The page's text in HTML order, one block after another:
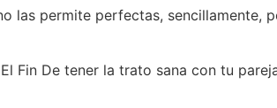
las permite perfectas, sencillamente,
Fin De tener la trato sana con tu